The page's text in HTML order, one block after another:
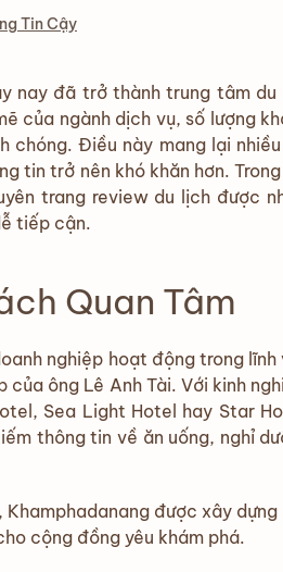
Tin Cậy
nay đã trở thành trung tâm du
của ngành dịch vụ, số lượng
chóng. Điều này mang lại
tin trở nên khó khăn hơn.
trang review du lịch được
tiếp cận.
Quan Tâm
nghiệp hoạt động trong lĩnh
ông Lê Anh Tài. Với kinh
Sea Light Hotel hay Star
thông tin về ăn uống, nghỉ
được xây dựng
cộng đồng yêu khám phá.